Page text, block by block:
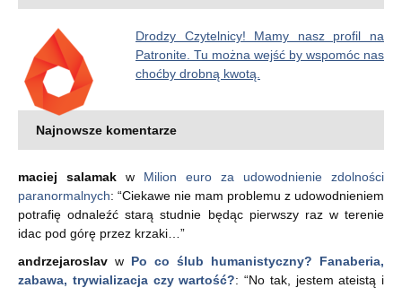
Drodzy Czytelnicy! Mamy nasz profil na
Patronite. Tu można wejść by wspomóc nas
choćby drobną kwotą.
Najnowsze komentarze
maciej salamak w Milion euro za udowodnienie zdolności
paranormalnych: “Ciekawe nie mam problemu z udowodnieniem
potrafię odnaleźć starą studnie będąc pierwszy raz w terenie
idac pod górę przez krzaki… ”
andrzejaroslav w Po co ślub humanistyczny? Fanaberia,
zabawa, trywializacja czy wartość?: “No tak, jestem ateistą i